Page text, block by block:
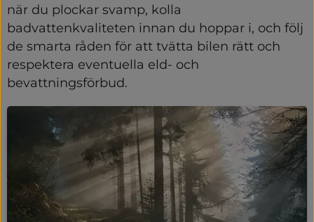
när du plockar svamp, kolla
badvattenkvaliteten innan du hoppar i, och följ
de smarta råden för att tvätta bilen rätt och
respektera eventuella eld- och
bevattningsförbud.